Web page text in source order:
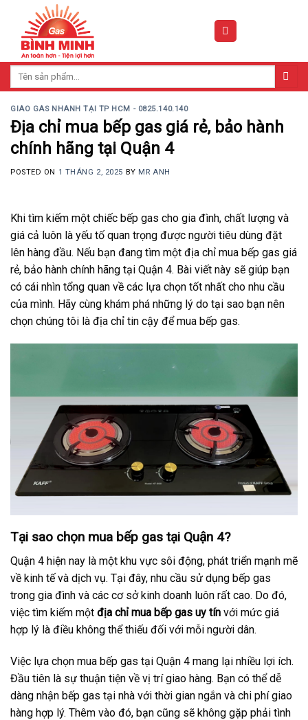
content
GIAO GAS NHANH TẠI TP HCM - 0825.140.140
Địa chỉ mua bếp gas giá rẻ, bảo hành
chính hãng tại Quận 4
POSTED ON 1 THÁNG 2, 2025 BY MR ANH
Khi tìm kiếm một chiếc bếp gas cho gia đình, chất lượng và
giá cả luôn là yếu tố quan trọng được người tiêu dùng đặt
lên hàng đầu. Nếu bạn đang tìm một địa chỉ mua bếp gas giá
rẻ, bảo hành chính hãng tại Quận 4. Bài viết này sẽ giúp bạn
có cái nhìn tổng quan về các lựa chọn tốt nhất cho nhu cầu
của mình. Hãy cùng khám phá những lý do tại sao bạn nên
chọn chúng tôi là địa chỉ tin cậy để mua bếp gas.
Tại sao chọn mua bếp gas tại Quận 4?
Quận 4 hiện nay là một khu vực sôi động, phát triển mạnh mẽ
về kinh tế và dịch vụ. Tại đây, nhu cầu sử dụng bếp gas
trong gia đình và các cơ sở kinh doanh luôn rất cao. Do đó,
việc tìm kiếm một địa chỉ mua bếp gas uy tín với mức giá
hợp lý là điều không thể thiếu đối với mỗi người dân.
Việc lựa chọn mua bếp gas tại Quận 4 mang lại nhiều lợi ích.
Đầu tiên là sự thuận tiện về vị trí giao hàng. Bạn có thể dễ
dàng nhận bếp gas tại nhà với thời gian ngắn và chi phí giao
hàng hợp lý. Thêm vào đó, bạn cũng sẽ không gặp phải tình